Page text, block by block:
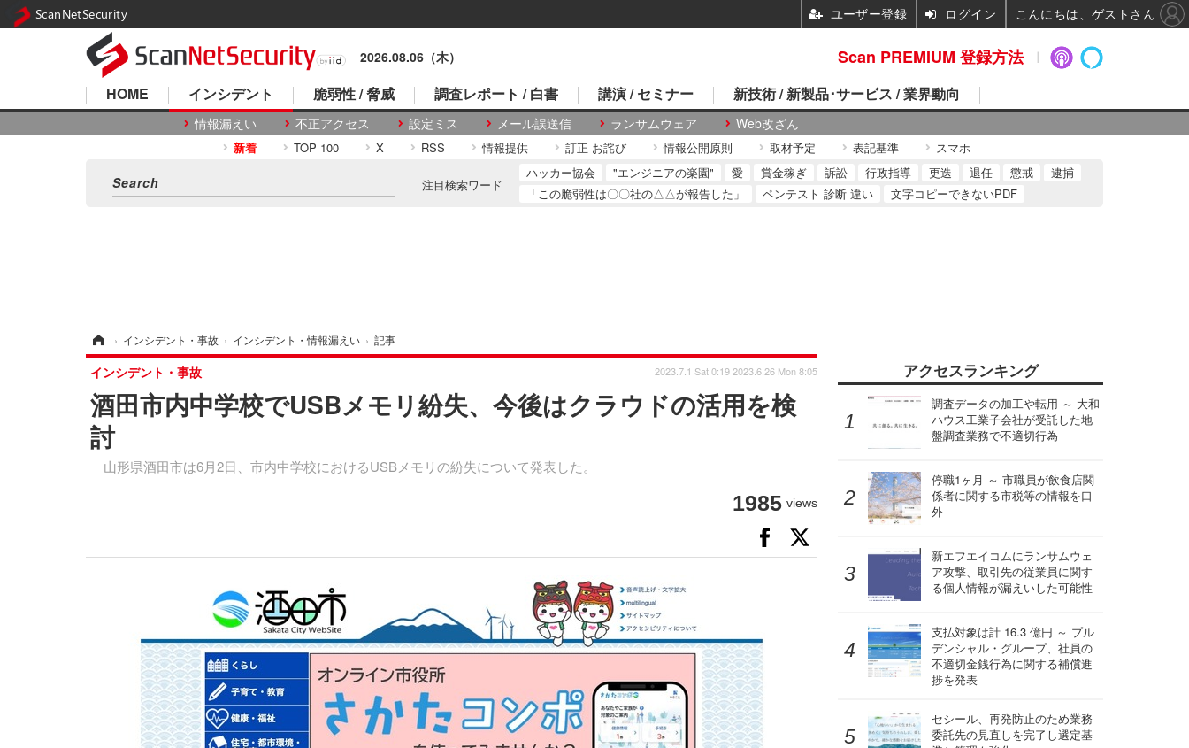
2026.08.06（木）
HOME インシデント
情報漏えい 不正アクセス 設定ミス メール誤送信 ランサムウェア Web改ざん
脆弱性 / 脅威 調査レポート / 白書 講演 / セミナー 新技術 / 新製品･サービス / 業界動向
新着 TOP 100 X RSS 情報提供 訂正 お詫び 情報公開原則 取材予定 表記基準 スマホ
注目検索ワード
ハッカー協会 "エンジニアの楽園" 愛 賞金稼ぎ 訴訟 行政指導 更迭 退任 懲戒
逮捕
「この脆弱性は〇〇社の△△が報告した」
ペンテスト 診断 違い 文字コピーできないPDF
› インシデント・事故 › インシデント・情報漏えい › 記事
酒田市内中学校でUSBメモリ紛失、今後はクラウドの活用を検
討
山形県酒田市は6月2日、市内中学校におけるUSBメモリの紛失について発表した。
インシデント・事故 2023.7.1 Sat 0:19 2023.6.26 Mon 8:05
1985 views
アクセスランキング
調査データの加工や転用 ～ 大和
ハウス工業子会社が受託した地
盤調査業務で不適切行為
停職1ヶ月 ～ 市職員が飲食店関
係者に関する市税等の情報を口
外
新エフエイコムにランサムウェ
ア攻撃、取引先の従業員に関す
る個人情報が漏えいした可能性
支払対象は計 16.3 億円 ～ プル
デンシャル・グループ、社員の
不適切金銭行為に関する補償進
捗を発表
セシール、再発防止のため業務
委託先の見直しを完了し選定基
Scan PREMIUM 登録方法
ScanNetSecurity ユーザー登録 ログイン こんにちは、ゲストさん